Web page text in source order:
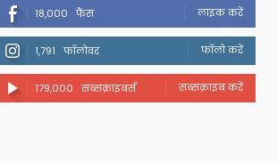
18,000 फैंस लाइक करें
1,791 फॉलोवर फॉलो करें
179,000 सब्सक्राइबर्स सब्सक्राइब करें